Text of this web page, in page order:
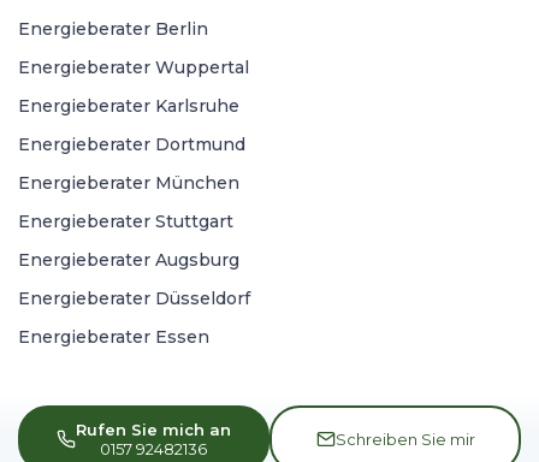
Rufen Sie mich an
0157 92482136
Schreiben Sie mir
Energieberater Berlin
Energieberater Wuppertal
Energieberater Karlsruhe
Energieberater Dortmund
Energieberater München
Energieberater Stuttgart
Energieberater Augsburg
Energieberater Düsseldorf
Energieberater Essen